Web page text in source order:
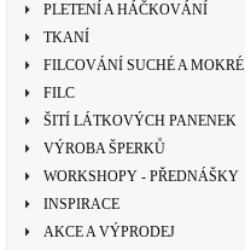
PLETENÍ A HÁČKOVÁNÍ
TKANÍ
FILCOVÁNÍ SUCHÉ A MOKRÉ
FILC
ŠITÍ LÁTKOVÝCH PANENEK
VÝROBA ŠPERKŮ
WORKSHOPY - PŘEDNÁŠKY
INSPIRACE
AKCE A VÝPRODEJ